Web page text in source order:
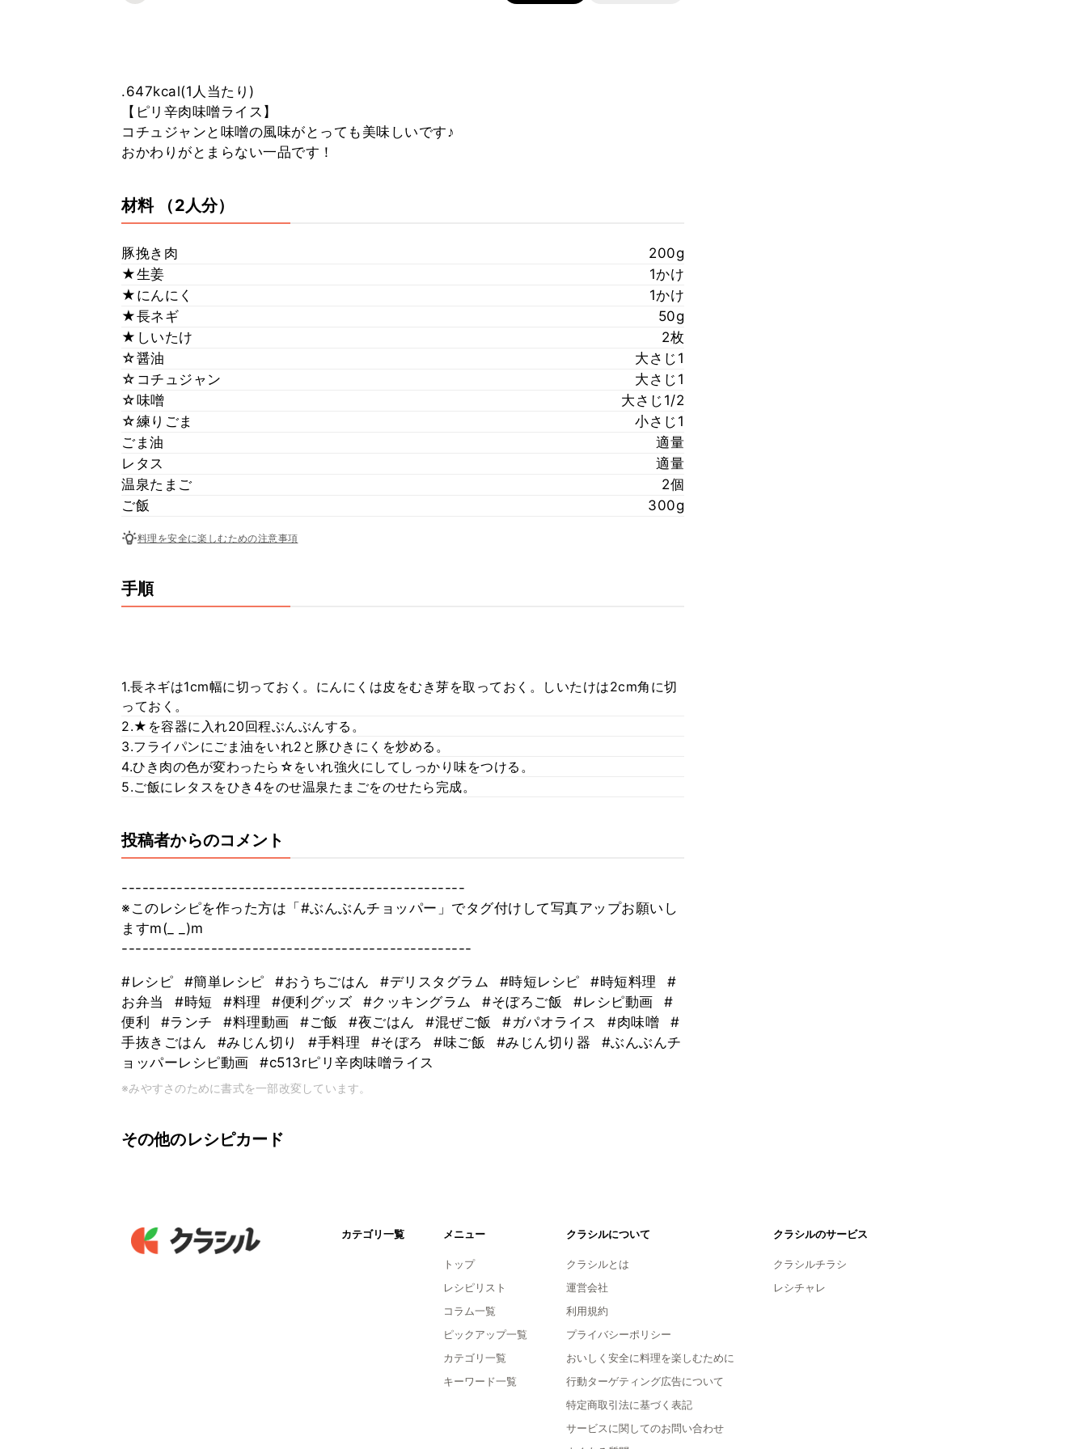
.647kcal(1人当たり)
【ピリ辛肉味噌ライス】
コチュジャンと味噌の風味がとっても美味しいです♪
おかわりがとまらない一品です！
材料 （2人分）
豚挽き肉
200g
★生姜
1かけ
★にんにく
1かけ
★長ネギ
50g
★しいたけ
2枚
☆醤油
大さじ1
☆コチュジャン
大さじ1
☆味噌
大さじ1/2
☆練りごま
小さじ1
ごま油
適量
レタス
適量
温泉たまご
2個
ご飯
300g
料理を安全に楽しむための注意事項
手順
1.長ネギは1cm幅に切っておく。にんにくは皮をむき芽を取っておく。しいたけは2cm角に切
っておく。
2.★を容器に入れ20回程ぶんぶんする。
3.フライパンにごま油をいれ2と豚ひきにくを炒める。
4.ひき肉の色が変わったら☆をいれ強火にしてしっかり味をつける。
5.ご飯にレタスをひき4をのせ温泉たまごをのせたら完成。
投稿者からのコメント
--------------------------------------------------
※このレシピを作った方は「#ぶんぶんチョッパー」でタグ付けして写真アップお願いし
ますm(_ _)m
---------------------------------------------------
#レシピ #簡単レシピ #おうちごはん #デリスタグラム #時短レシピ #時短料理
#
お弁当
#時短 #料理 #便利グッズ #クッキングラム #そぼろご飯 #レシピ動画
#
便利
#ランチ #料理動画 #ご飯 #夜ごはん #混ぜご飯 #ガパオライス #肉味噌
#
手抜きごはん
#みじん切り #手料理 #そぼろ #味ご飯 #みじん切り器
#ぶんぶんチ
ョッパーレシピ動画
#c513rピリ辛肉味噌ライス
※みやすさのために書式を一部改変しています。
その他のレシピカード
カテゴリ一覧 メニュー
トップ
レシピリスト
コラム一覧
ピックアップ一覧
カテゴリ一覧
キーワード一覧
クラシルについて
クラシルとは
運営会社
利用規約
プライバシーポリシー
おいしく安全に料理を楽しむために
行動ターゲティング広告について
特定商取引法に基づく表記
サービスに関してのお問い合わせ
クラシルのサービス
クラシルチラシ
レシチャレ